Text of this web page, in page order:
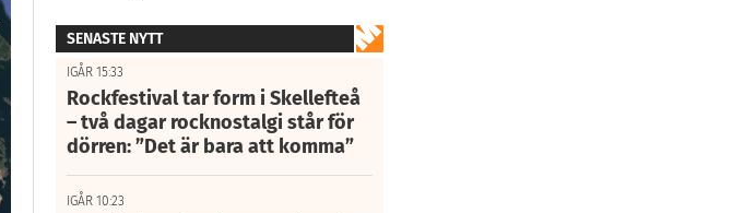
SENASTE NYTT
IGÅR 15:33
Rockfestival tar form i Skellefteå
– två dagar rocknostalgi står för
dörren: ”Det är bara att komma”
IGÅR 10:23